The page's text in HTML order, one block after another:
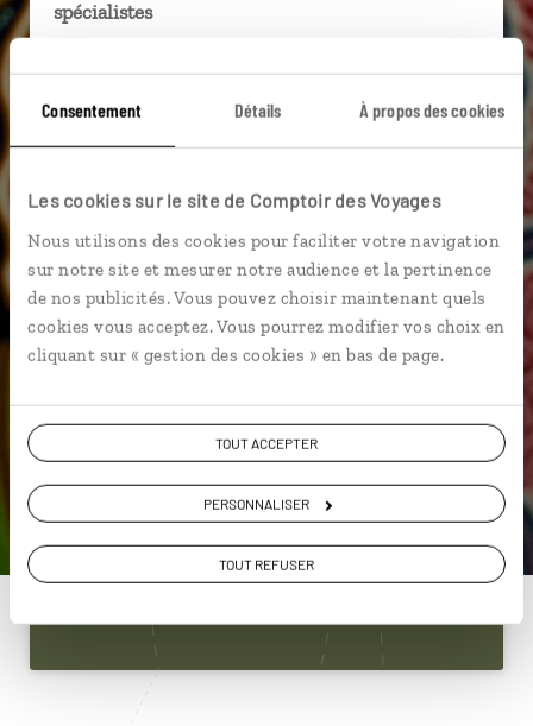
Consentement Détails À propos des cookies
Les cookies sur le site de Comptoir des Voyages
Nous utilisons des cookies pour faciliter votre navigation
sur notre site et mesurer notre audience et la pertinence
de nos publicités. Vous pouvez choisir maintenant quels
cookies vous acceptez. Vous pourrez modifier vos choix en
cliquant sur « gestion des cookies » en bas de page.
TOUT ACCEPTER
PERSONNALISER
TOUT REFUSER
spécialistes
téléphone.
Vous gardez le même interlocuteur avant,
pendant et après votre voyage.
ou
Indonésie
01 85 08 23 56